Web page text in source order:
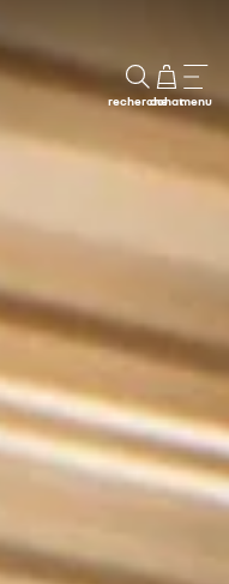
rechercheachatmenu